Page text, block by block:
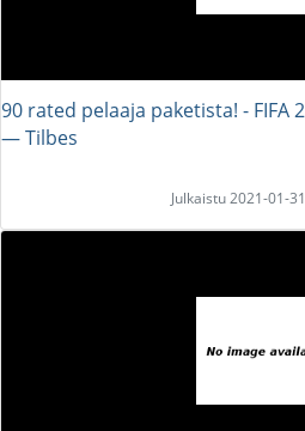
90 rated pelaaja paketista! - FIFA
― Tilbes
Julkaistu 2021-01-